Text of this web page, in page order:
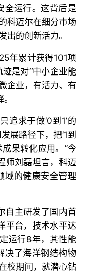
全运行。这背后是
科迈尔在细分市场
出的创新活力。
年累计获得101项
是对“中小企业能
企业，有活力、有
追求于做‘0到1’的
展路径下，把‘1到
果转化应用。”今
师刘磊坦言，科迈
域的健康安全管理
自主研发了国内首
平台，技术水平达
运行8年，其性能
决了海洋钢结构物
校期间，就潜心钻